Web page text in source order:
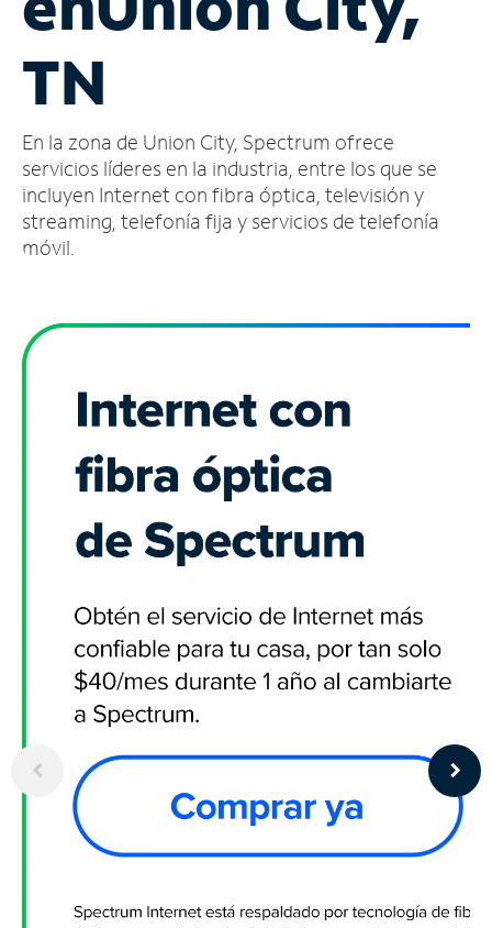
cuenta
Encuentra
tienda
TN
En la zona de Union City, Spectrum ofrece
servicios líderes en la industria, entre los que se
incluyen Internet con fibra óptica, televisión y
streaming, telefonía fija y servicios de telefonía
móvil.